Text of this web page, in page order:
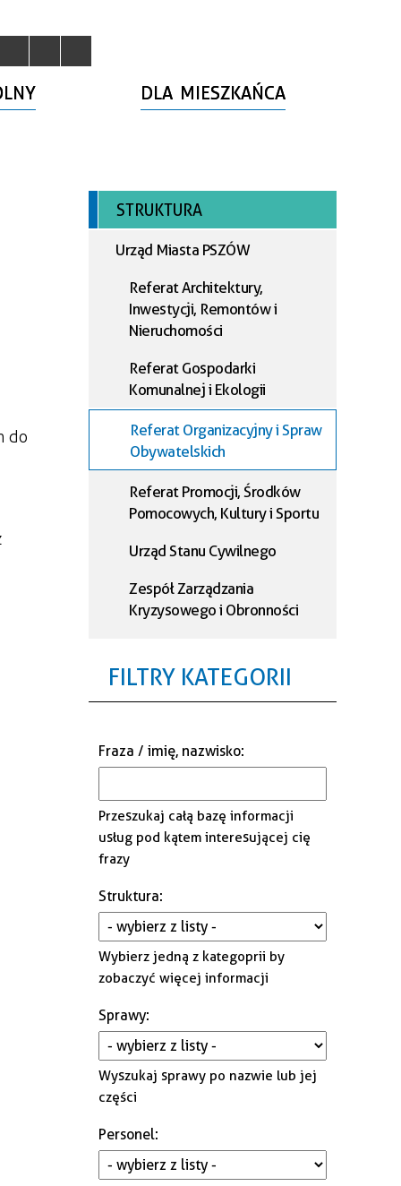
DLA MIESZKAŃCA
do
STRUKTURA
Urząd Miasta PSZÓW
Referat Architektury,
Inwestycji, Remontów i
Nieruchomości
Referat Gospodarki
Komunalnej i Ekologii
Referat Organizacyjny i Spraw
Obywatelskich
Referat Promocji, Środków
Pomocowych, Kultury i Sportu
Urząd Stanu Cywilnego
Zespół Zarządzania
Kryzysowego i Obronności
Referat Podatkowy
Referat Administracji i
Gminna Komisja Rozwiązywania
Problemów Alkoholowych i
Przeciwdziałania Narkomanii
FILTRY KATEGORII
Fraza / imię, nazwisko:
Przeszukaj całą bazę informacji
usług pod kątem interesującej cię
frazy
Struktura:
Wybierz jedną z kategoprii by
zobaczyć więcej informacji
Sprawy:
Wyszukaj sprawy po nazwie lub jej
części
Personel: